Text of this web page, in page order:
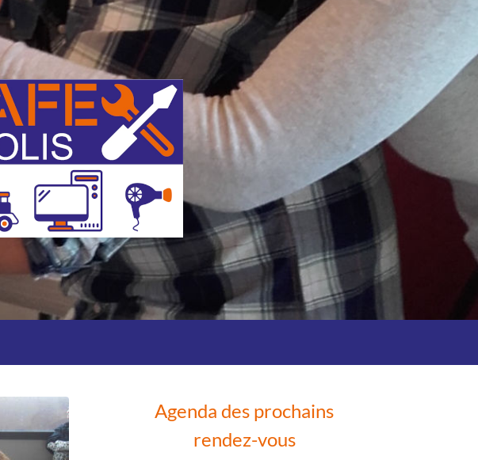
Agenda des prochains
rendez-vous